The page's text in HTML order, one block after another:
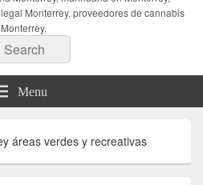
Monterrey, proveedores de cannabis
Monterrey,
Search
Menu
áreas verdes y recreativas